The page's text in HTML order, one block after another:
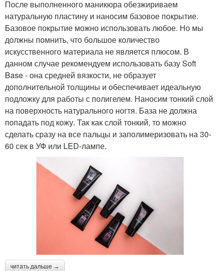
После выполненного маникюра обезжириваем
натуральную пластину и наносим базовое покрытие.
Базовое покрытие можно использовать любое. Но мы
должны помнить, что большое количество
искусственного материала не является плюсом. В
данном случае рекомендуем использовать базу Soft
Base - она средней вязкости, не образует
дополнительной толщины и обеспечивает идеальную
подложку для работы с полигелем. Наносим тонкий слой
на поверхность натурального ногтя. База не должна
попадать под кожу. Так как слой тонкий, то можно
сделать сразу на все пальцы и заполимеризовать на 30-
60 сек в УФ или LED-лампе.
читать дальше →